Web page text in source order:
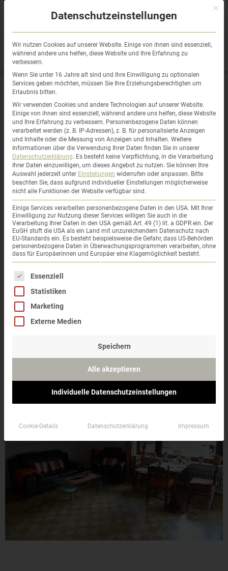
Sprung
Kleine Räume
verdienen genau wie die großen eine
gute Struktur.
Mit
Datenschutzeinstellungen
Wir nutzen Cookies auf unserer Website. Einige von ihnen sind essenziell,
während andere uns helfen, diese Website und Ihre Erfahrung zu
verbessern.
Wenn Sie unter 16 Jahre alt sind und Ihre Einwilligung zu optionalen
Services geben möchten, müssen Sie Ihre Erziehungsberechtigten um
Erlaubnis bitten.
Wir verwenden Cookies und andere Technologien auf unserer Website.
Einige von ihnen sind essenziell, während andere uns helfen, diese Website
und Ihre Erfahrung zu verbessern. Personenbezogene Daten können
verarbeitet werden (z. B. IP-Adressen), z. B. für personalisierte Anzeigen
und Inhalte oder die Messung von Anzeigen und Inhalten. Weitere
Informationen über die Verwendung Ihrer Daten finden Sie in unserer
Datenschutzerklärung. Es besteht keine Verpflichtung, in die Verarbeitung
Ihrer Daten einzuwilligen, um dieses Angebot zu nutzen. Sie können Ihre
Auswahl jederzeit unter Einstellungen widerrufen oder anpassen. Bitte
beachten Sie, dass aufgrund individueller Einstellungen möglicherweise
nicht alle Funktionen der Website verfügbar sind.
Einige Services verarbeiten personenbezogene Daten in den USA. Mit Ihrer
Einwilligung zur Nutzung dieser Services willigen Sie auch in die
Verarbeitung Ihrer Daten in den USA gemäß Art. 49 (1) lit. a GDPR ein. Der
EuGH stuft die USA als ein Land mit unzureichendem Datenschutz nach
EU-Standards ein. Es besteht beispielsweise die Gefahr, dass US-Behörden
personenbezogene Daten in Überwachungsprogrammen verarbeiten, ohne
dass für Europäerinnen und Europäer eine Klagemöglichkeit besteht.
Es folgt eine Liste der Service-Gruppen, für die eine
Essenziell
Statistiken
Marketing
Externe Medien
Speichern
Alle akzeptieren
Individuelle Datenschutzeinstellungen
Cookie-Details Datenschutzerklärung Impressum